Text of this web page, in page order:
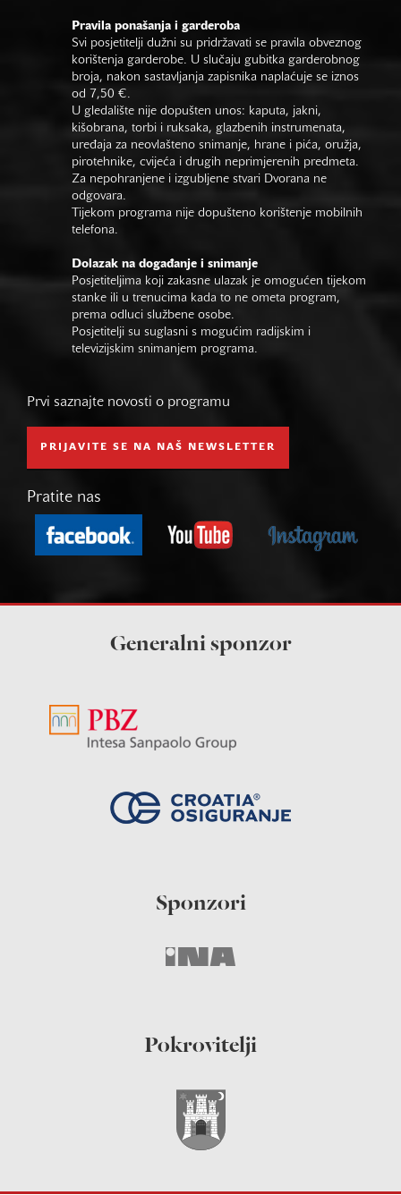
Pravila ponašanja i garderoba
Svi posjetitelji dužni su pridržavati se pravila obveznog
korištenja garderobe. U slučaju gubitka garderobnog
broja, nakon sastavljanja zapisnika naplaćuje se iznos
od 7,50 €.
U gledalište nije dopušten unos: kaputa, jakni,
kišobrana, torbi i ruksaka, glazbenih instrumenata,
uređaja za neovlašteno snimanje, hrane i pića, oružja,
pirotehnike, cvijeća i drugih neprimjerenih predmeta.
Za nepohranjene i izgubljene stvari Dvorana ne
odgovara.
Tijekom programa nije dopušteno korištenje mobilnih
telefona.
Dolazak na događanje i snimanje
Posjetiteljima koji zakasne ulazak je omogućen tijekom
stanke ili u trenucima kada to ne ometa program,
prema odluci službene osobe.
Posjetitelji su suglasni s mogućim radijskim i
televizijskim snimanjem programa.
Prvi saznajte novosti o programu
PRIJAVITE SE NA NAŠ NEWSLETTER
Pratite nas
Generalni sponzor
Sponzori
Pokrovitelji